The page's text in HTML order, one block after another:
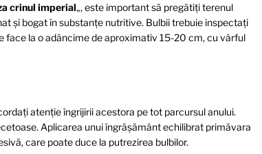
crinul imperial„, este important să pregătiți terenul
și bogat în substanțe nutritive. Bulbii trebuie inspectați
face la o adâncime de aproximativ 15-20 cm, cu vârful
atenție îngrijirii acestora pe tot parcursul anului.
Aplicarea unui îngrășământ echilibrat primăvara
care poate duce la putrezirea bulbilor.